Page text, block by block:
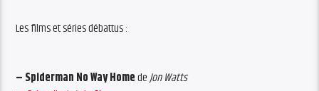
Les films et séries débattus :
– Spiderman No Way HomedeJon Watts